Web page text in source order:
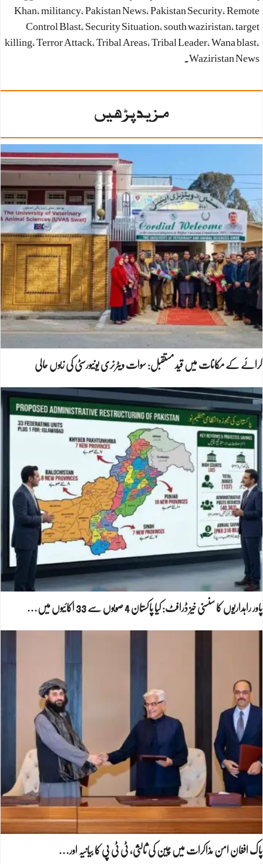
Khan، militancy، Pakistan News، Pakistan Security، Remote
Control Blast، Security Situation، south waziristan، target
killing، Terror Attack، Tribal Areas، Tribal Leader، Wana blast،
Waziristan News.
مزید پڑھیں
کرائے کے مکانات میں قید مستقبل: سوات ویٹرنری یونیورسٹی کی زبوں حالی
پاور راہداریوں کا سنسنی خیز ڈرافٹ: کیا پاکستان 4 صوبوں سے 33 اکائیوں میں…
پاک افغان امن مذاکرات میں چین کی ثالثی، ٹی ٹی پی کا بیانیہ اور…